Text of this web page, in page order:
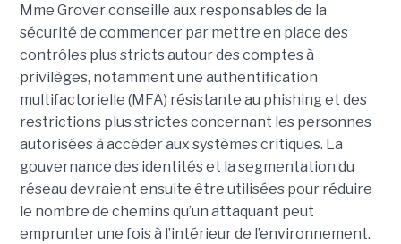
Mme Grover conseille aux responsables de la
sécurité de commencer par mettre en place des
contrôles plus stricts autour des comptes à
privilèges, notamment une authentification
multifactorielle (MFA) résistante au phishing et des
restrictions plus strictes concernant les personnes
autorisées à accéder aux systèmes critiques. La
gouvernance des identités et la segmentation du
réseau devraient ensuite être utilisées pour réduire
le nombre de chemins qu’un attaquant peut
emprunter une fois à l’intérieur de l’environnement.